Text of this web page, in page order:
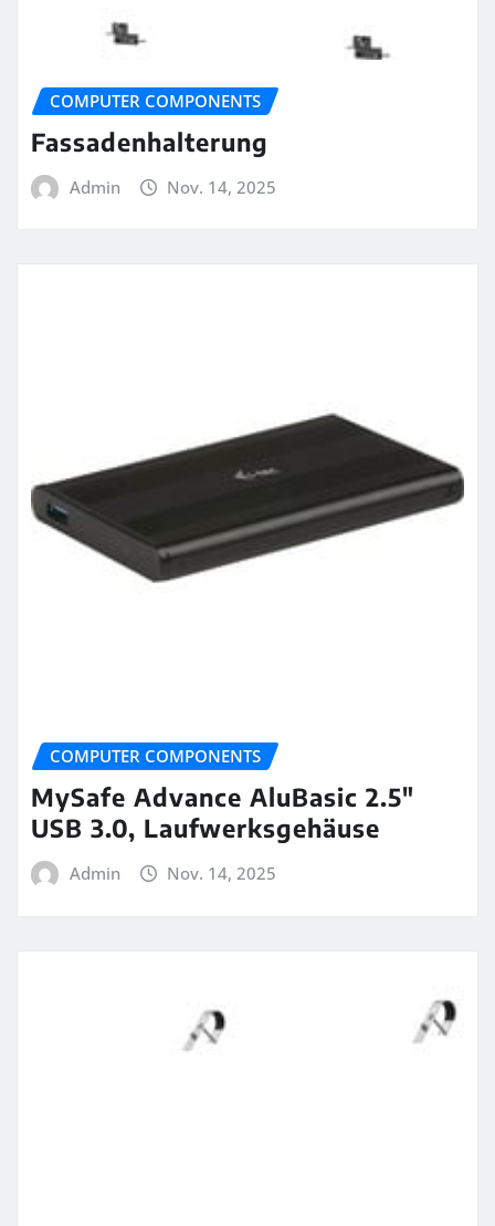
COMPUTER COMPONENTS
Fassadenhalterung
Admin Nov. 14, 2025
COMPUTER COMPONENTS
MySafe Advance AluBasic 2.5″
USB 3.0, Laufwerksgehäuse
Admin Nov. 14, 2025